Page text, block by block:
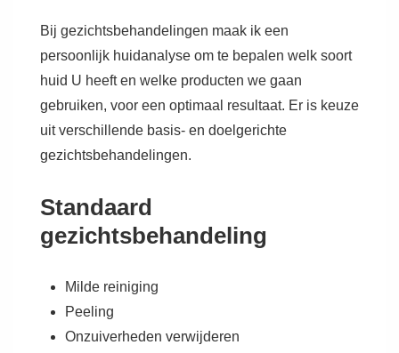
Bij gezichtsbehandelingen maak ik een
persoonlijk huidanalyse om te bepalen welk soort
huid U heeft en welke producten we gaan
gebruiken, voor een optimaal resultaat. Er is keuze
uit verschillende basis- en doelgerichte
gezichtsbehandelingen.
Standaard
gezichtsbehandeling
Milde reiniging
Peeling
Onzuiverheden verwijderen